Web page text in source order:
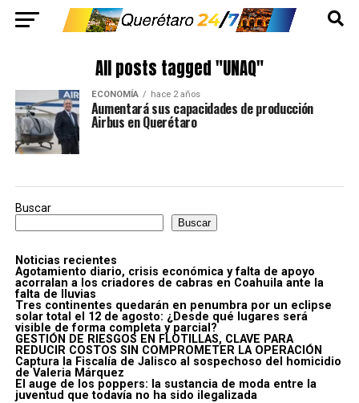
All posts tagged "UNAQ"
ECONOMÍA hace 2 años
Aumentará sus capacidades de producción
Airbus en Querétaro
Buscar
Buscar
Noticias recientes
Agotamiento diario, crisis económica y falta de apoyo
acorralan a los criadores de cabras en Coahuila ante la
falta de lluvias
Tres continentes quedarán en penumbra por un eclipse
solar total el 12 de agosto: ¿Desde qué lugares será
visible de forma completa y parcial?
GESTIÓN DE RIESGOS EN FLOTILLAS, CLAVE PARA
REDUCIR COSTOS SIN COMPROMETER LA OPERACIÓN
Captura la Fiscalía de Jalisco al sospechoso del homicidio
de Valeria Márquez
El auge de los poppers: la sustancia de moda entre la
juventud que todavía no ha sido ilegalizada